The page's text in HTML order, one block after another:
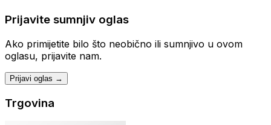
Prijavite sumnjiv oglas
Ako primijetite bilo što neobično ili sumnjivo u ovom
oglasu, prijavite nam.
Prijavi oglas →
Trgovina